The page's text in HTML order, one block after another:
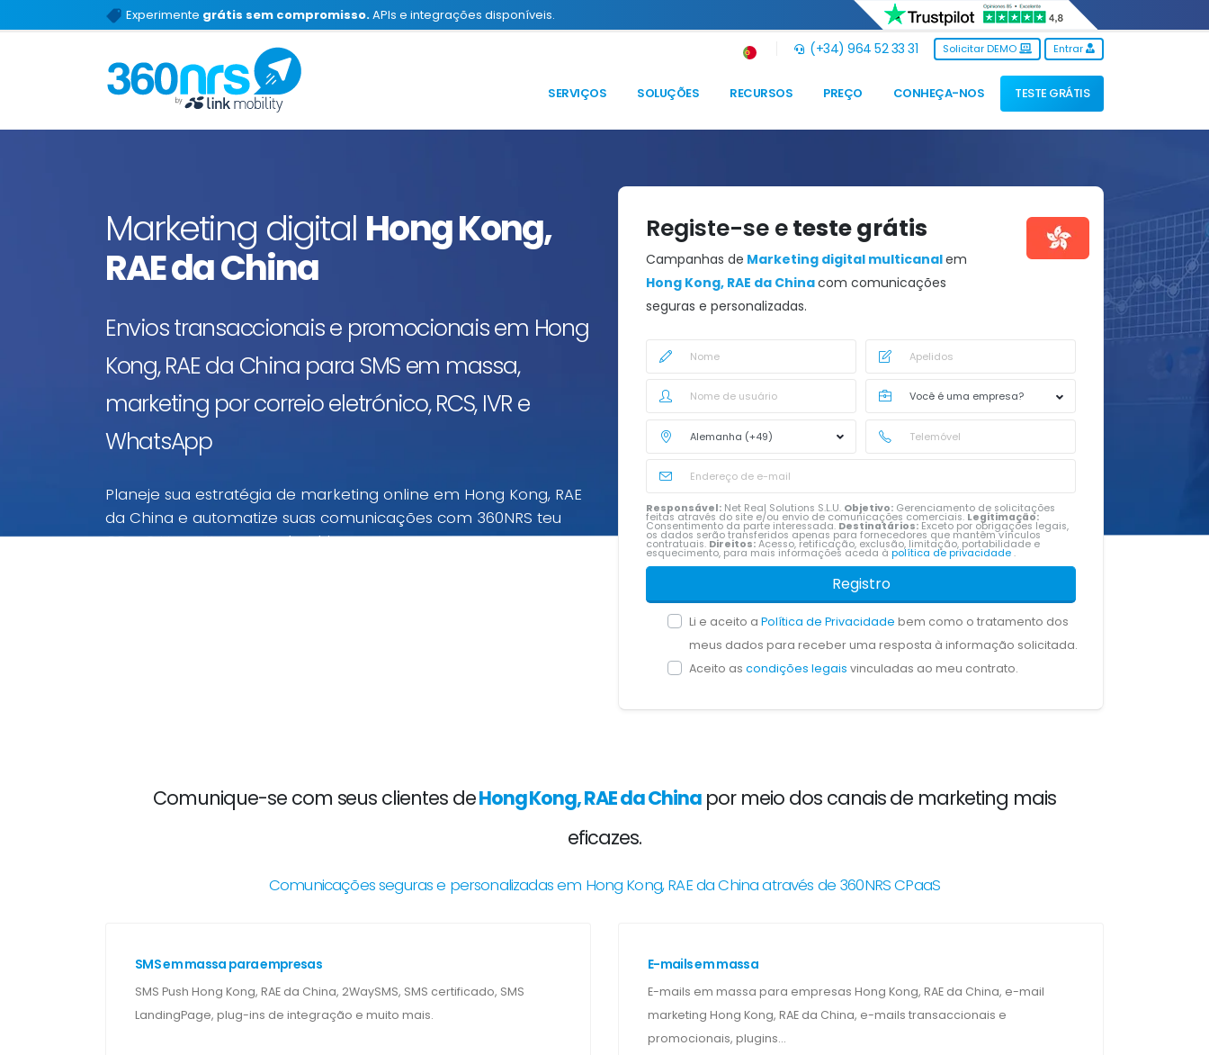
Experimente grátis sem compromisso.APIs e integrações disponíveis.
(+34) 964 52 33 31 Solicitar DEMO Entrar
SERVIÇOS SOLUÇÕES RECURSOS PREÇO CONHEÇA-NOS TESTE GRÁTIS
Marketing digital Hong Kong,
RAE da China
Envios transaccionais e promocionais em Hong
Kong, RAE da China para SMS em massa,
marketing por correio eletrónico, RCS, IVR e
WhatsApp
Planeje sua estratégia de marketing online em Hong Kong, RAE
da China e automatize suas comunicações com 360NRS teu
CPaaS Hong Kong, RAE da China
Registe-se eteste grátis
Campanhas de Marketing digital multicanalem
Hong Kong, RAE da Chinacom comunicações
seguras e personalizadas.
Responsável: Net Real Solutions S.L.U. Objetivo: Gerenciamento de solicitações
feitas através do site e/ou envio de comunicações comerciais. Legitimação:
Consentimento da parte interessada. Destinatários: Exceto por obrigações legais,
os dados serão transferidos apenas para fornecedores que mantêm vínculos
contratuais. Direitos: Acesso, retificação, exclusão, limitação, portabilidade e
esquecimento, para mais informações aceda àpolítica de privacidade.
Registro
Li e aceito aPolítica de Privacidadebem como o tratamento dos
meus dados para receber uma resposta à informação solicitada.
Aceito ascondições legaisvinculadas ao meu contrato.
Comunique-se com seus clientes deHong Kong, RAE da Chinapor meio dos canais de marketing mais
eficazes.
Comunicações seguras e personalizadas em Hong Kong, RAE da China através de 360NRS CPaaS
SMS em massa para empresas
SMS Push Hong Kong, RAE da China, 2WaySMS, SMS certificado, SMS
LandingPage, plug-ins de integração e muito mais.
E-mails em massa
E-mails em massa para empresas Hong Kong, RAE da China, e-mail
marketing Hong Kong, RAE da China, e-mails transaccionais e
promocionais, plugins...